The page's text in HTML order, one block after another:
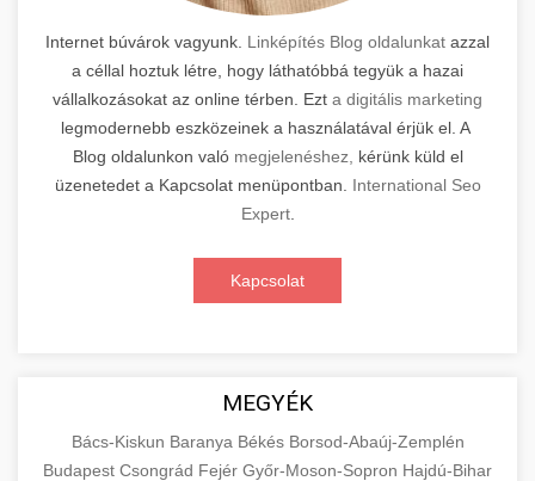
Internet búvárok vagyunk. Linképítés Blog oldalunkat azzal
a céllal hoztuk létre, hogy láthatóbbá tegyük a hazai
vállalkozásokat az online térben. Ezt a digitális marketing
legmodernebb eszközeinek a használatával érjük el. A
Blog oldalunkon való megjelenéshez,
kérünk küld el
üzenetedet a Kapcsolat menüpontban. International Seo
Expert.
Kapcsolat
MEGYÉK
Bács-Kiskun Baranya Békés Borsod-Abaúj-Zemplén
Budapest Csongrád Fejér Győr-Moson-Sopron Hajdú-Bihar